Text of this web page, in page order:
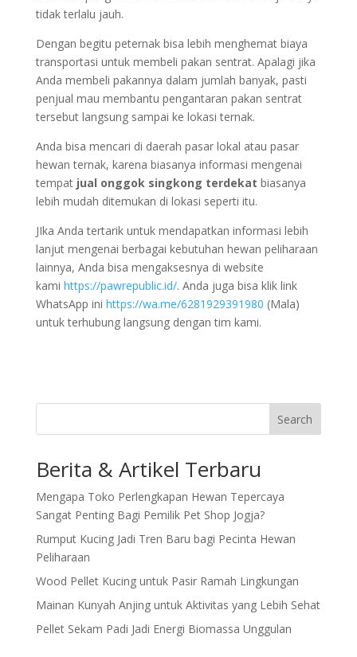
tidak terlalu jauh.
Dengan begitu peternak bisa lebih menghemat biaya
transportasi untuk membeli pakan sentrat. Apalagi jika
Anda membeli pakannya dalam jumlah banyak, pasti
penjual mau membantu pengantaran pakan sentrat
tersebut langsung sampai ke lokasi ternak.
Anda bisa mencari di daerah pasar lokal atau pasar
hewan ternak, karena biasanya informasi mengenai
tempat jual onggok singkong terdekat biasanya
lebih mudah ditemukan di lokasi seperti itu.
JIka Anda tertarik untuk mendapatkan informasi lebih
lanjut mengenai berbagai kebutuhan hewan peliharaan
lainnya, Anda bisa mengaksesnya di website
kami https://pawrepublic.id/. Anda juga bisa klik link
WhatsApp ini https://wa.me/6281929391980 (Mala)
untuk terhubung langsung dengan tim kami.
Search
Berita & Artikel Terbaru
Mengapa Toko Perlengkapan Hewan Tepercaya
Sangat Penting Bagi Pemilik Pet Shop Jogja?
Rumput Kucing Jadi Tren Baru bagi Pecinta Hewan
Peliharaan
Wood Pellet Kucing untuk Pasir Ramah Lingkungan
Mainan Kunyah Anjing untuk Aktivitas yang Lebih Sehat
Pellet Sekam Padi Jadi Energi Biomassa Unggulan